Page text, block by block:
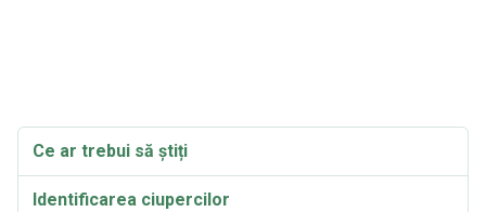
Ce ar trebui să știți
Identificarea ciupercilor